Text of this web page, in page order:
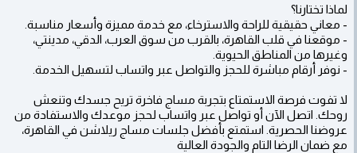
لماذا تختارنا؟
- معاني حقيقية للراحة والاسترخاء، مع خدمة مميزة وأسعار مناسبة.
- موقعنا في قلب القاهرة، بالقرب من سوق العرب، الدقي، مدينتي،
وغيرها من المناطق الحيوية.
- نوفر أرقام مباشرة للحجز والتواصل عبر واتساب لتسهيل الخدمة.
لا تفوت فرصة الاستمتاع بتجربة مساج فاخرة تريح جسدك وتنعش
روحك. اتصل الآن أو تواصل عبر واتساب لحجز موعدك والاستفادة من
عروضنا الحصرية. استمتع بأفضل جلسات مساج ريلاشن في القاهرة،
مع ضمان الرضا التام والجودة العالية